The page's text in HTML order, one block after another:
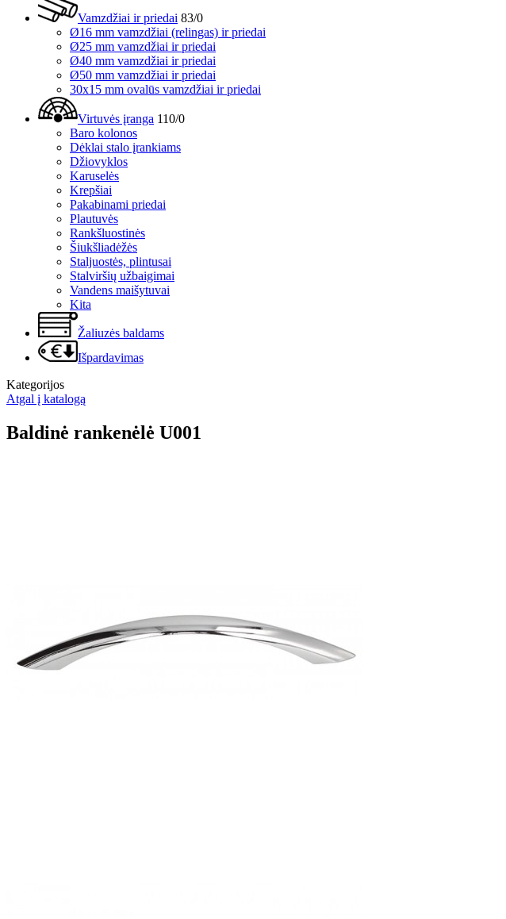
Vamzdžiai ir priedai 83/0
Ø16 mm vamzdžiai (relingas) ir priedai
Ø25 mm vamzdžiai ir priedai
Ø40 mm vamzdžiai ir priedai
Ø50 mm vamzdžiai ir priedai
30x15 mm ovalūs vamzdžiai ir priedai
Virtuvės įranga 110/0
Baro kolonos
Dėklai stalo įrankiams
Džiovyklos
Karuselės
Krepšiai
Pakabinami priedai
Plautuvės
Rankšluostinės
Šiukšliadėžės
Staljuostės, plintusai
Stalviršių užbaigimai
Vandens maišytuvai
Kita
Žaliuzės baldams
Išpardavimas
Kategorijos
Atgal į katalogą
Baldinė rankenėlė U001